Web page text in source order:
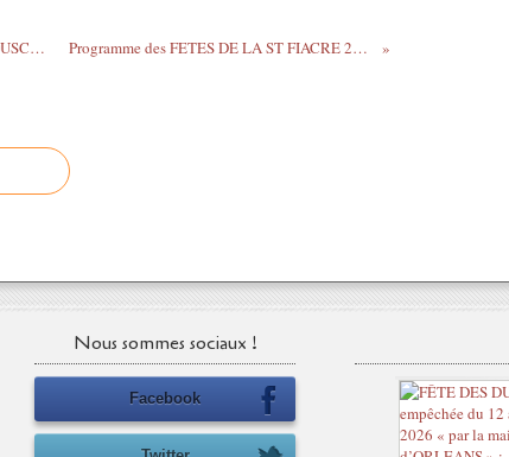
RACHID TAHA et RODOLPHE BURGER le COUSCOUS CLAN ... Programme des FETES DE LA ST FIACRE 28, 29 et 30...
Nous sommes sociaux !
Facebook